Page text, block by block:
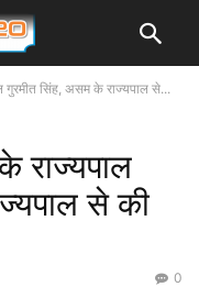
गुरमीत सिंह, असम के राज्यपाल से...
राज्यपाल
से की
0